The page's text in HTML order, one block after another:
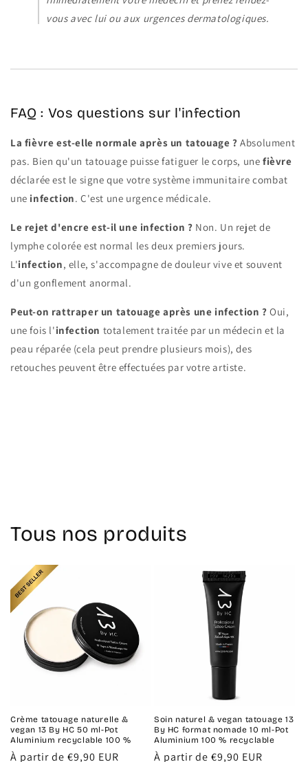
vous avec lui ou aux urgences dermatologiques.
FAQ : Vos questions sur l'infection
La fièvre est-elle normale après un tatouage ? Absolument
pas. Bien qu'un tatouage puisse fatiguer le corps, unefièvre
déclarée est le signe que votre système immunitaire combat
une infection. C'est une urgence médicale.
Le rejet d'encre est-il une infection ? Non. Un rejet de
lymphe colorée est normal les deux premiers jours.
L'infection, elle, s'accompagne de douleur vive et souvent
d'un gonflement anormal.
Peut-on rattraper un tatouage après une infection ? Oui,
une fois l'infection totalement traitée par un médecin et la
peau réparée (cela peut prendre plusieurs mois), des
retouches peuvent être effectuées par votre artiste.
Tous nos produits
Crème tatouage naturelle &
vegan 13 By HC 50 ml-Pot
Aluminium recyclable 100 %
Prix
À partir de €9,90 EUR
Soin naturel & vegan tatouage 13
By HC format nomade 10 ml-Pot
Aluminium 100 % recyclable
Prix
À partir de €9,90 EUR